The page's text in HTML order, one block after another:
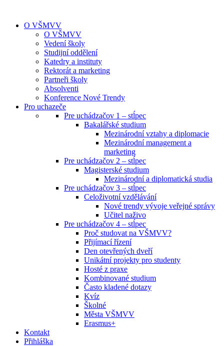
O VŠMVV
O VŠMVV
Vedení školy
Studijní oddělení
Katedry a instituty
Rektorát a marketing
Partneři školy
Absolventi
Konference Nové Trendy
Pro uchazeče
Pre uchádzačov 1 – stĺpec
Bakalářské studium
Mezinárodní vztahy a diplomacie
Mezinárodní management a
marketing
Pre uchádzačov 2 – stĺpec
Magisterské studium
Mezinárodní a diplomatická studia
Pre uchádzačov 3 – stĺpec
Celoživotní vzdělávání
Nové trendy vývoje veřejné správy
Učitel naživo
Pre uchádzačov 4 – stĺpec
Proč studovat na VŠMVV?
Přijímací řízení
Den otevřených dveří
Unikátní projekty pro studenty
Hosté z praxe
Kombinované studium
Často kladené dotazy
Kvíz
Školné
Města VŠMVV
Erasmus+
Kontakt
Přihláška